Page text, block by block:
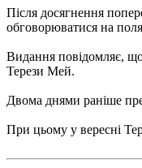
Після досягнення
обговорюватися на
Видання повідомляє,
Терези Мей.
Двома днями раніше
При цьому у вересні